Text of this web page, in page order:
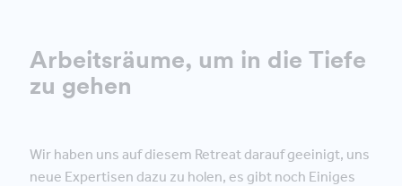
Arbeitsräume, um in die Tiefe
zu gehen
Wir haben uns auf diesem Retreat darauf geeinigt, uns
neue Expertisen dazu zu holen, es gibt noch Einiges